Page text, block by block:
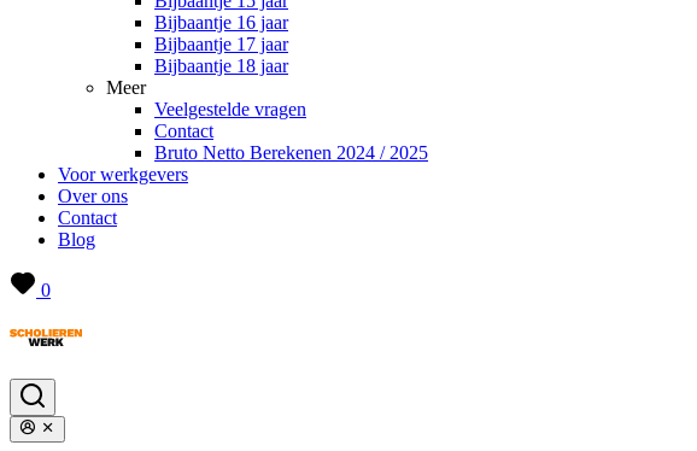
Bijbaantje 16 jaar
Bijbaantje 17 jaar
Bijbaantje 18 jaar
Meer
Veelgestelde vragen
Contact
Bruto Netto Berekenen 2024 / 2025
Voor werkgevers
Over ons
Contact
Blog
0